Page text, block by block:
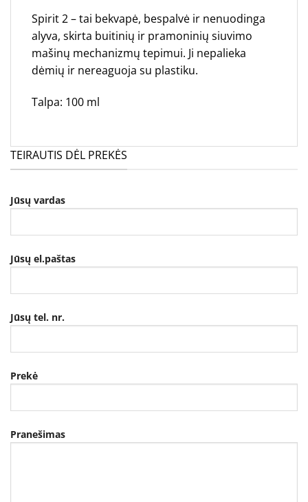
Spirit 2 – tai bekvapė, bespalvė ir nenuodinga
alyva, skirta buitinių ir pramoninių siuvimo
mašinų mechanizmų tepimui. Ji nepalieka
dėmių ir nereaguoja su plastiku.
Talpa: 100 ml
TEIRAUTIS DĖL PREKĖS
Jūsų vardas
Jūsų el.paštas
Jūsų tel. nr.
Prekė
Pranešimas